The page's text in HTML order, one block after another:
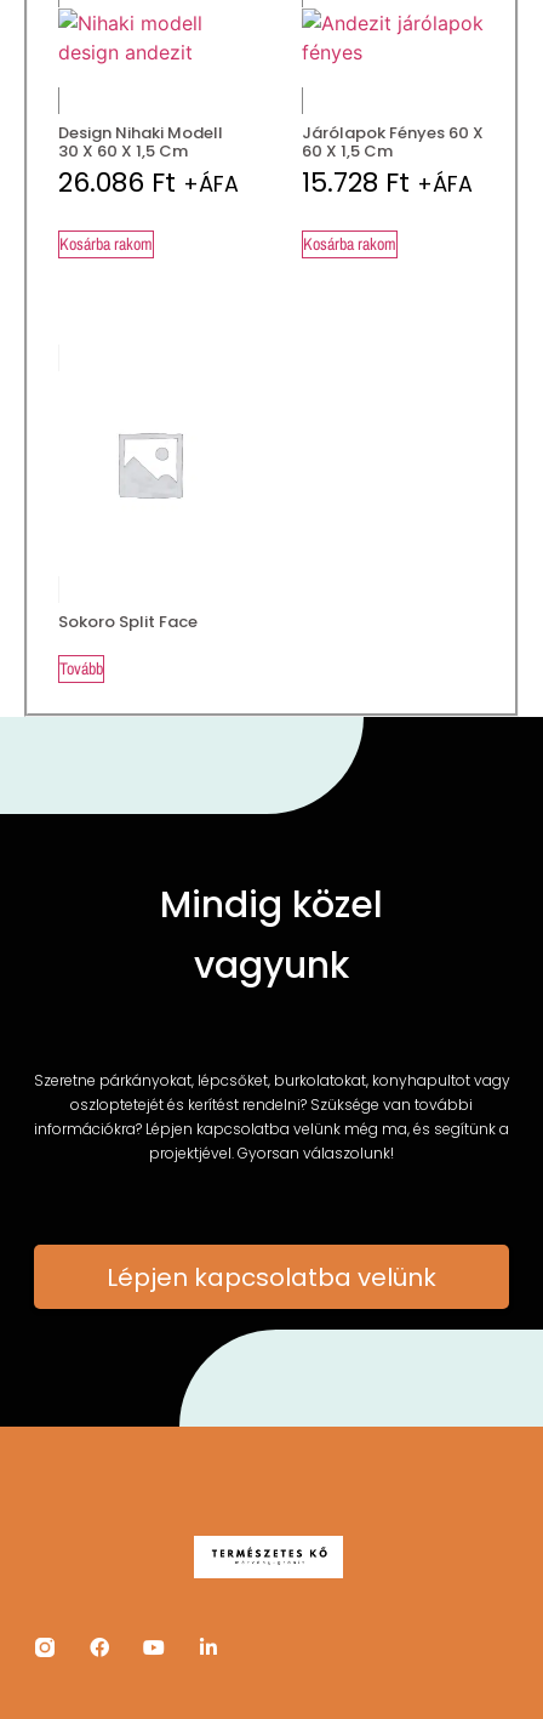
Design Nihaki Modell
30 X 60 X 1,5 Cm
26.086 Ft +ÁFA
Kosárba rakom
Járólapok Fényes 60 X
60 X 1,5 Cm
15.728 Ft +ÁFA
Kosárba rakom
Sokoro Split Face
Tovább
Mindig közel
vagyunk
Szeretne párkányokat, lépcsőket, burkolatokat, konyhapultot vagy
oszloptetejét és kerítést rendelni? Szüksége van további
információkra? Lépjen kapcsolatba velünk még ma, és segítünk a
projektjével. Gyorsan válaszolunk!
Lépjen kapcsolatba velünk